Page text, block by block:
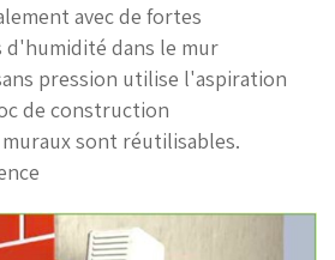
avec de fortes
dans le mur
pression utilise l'aspiration
de construction
sont réutilisables.